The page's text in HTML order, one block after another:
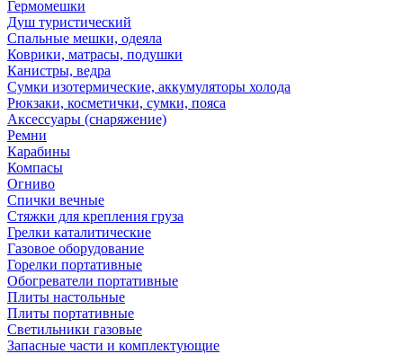
Гермомешки
Душ туристический
Спальные мешки, одеяла
Коврики, матрасы, подушки
Канистры, ведра
Сумки изотермические, аккумуляторы холода
Рюкзаки, косметички, сумки, пояса
Аксессуары (снаряжение)
Ремни
Карабины
Компасы
Огниво
Спички вечные
Стяжки для крепления груза
Грелки каталитические
Газовое оборудование
Горелки портативные
Обогреватели портативные
Плиты настольные
Плиты портативные
Светильники газовые
Запасные части и комплектующие